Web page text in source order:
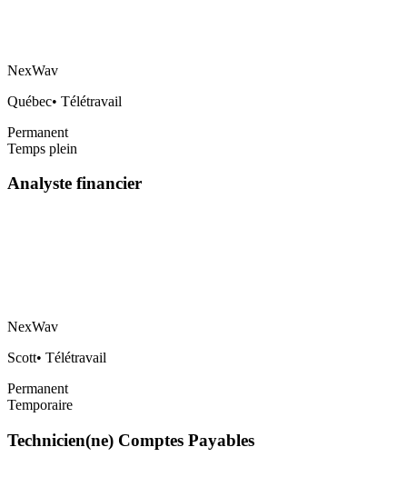
NexWav
Québec• Télétravail
Permanent
Temps plein
Analyste financier
NexWav
Scott• Télétravail
Permanent
Temporaire
Technicien(ne) Comptes Payables